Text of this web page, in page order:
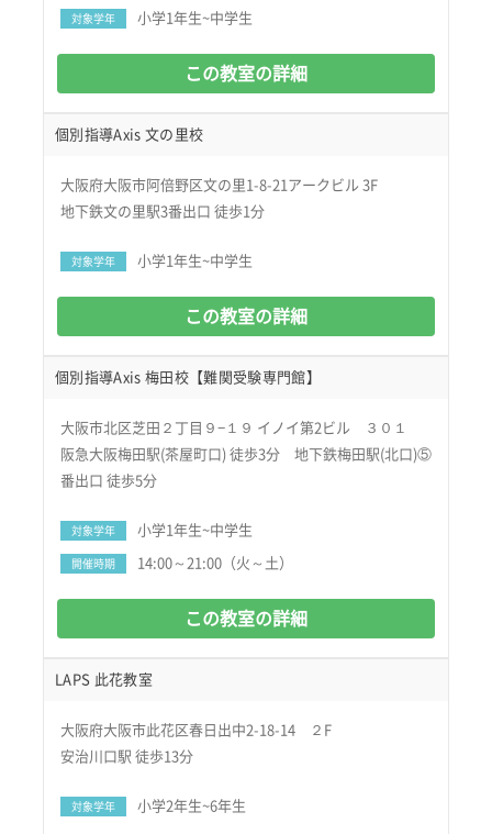
対象学年 小学1年生~中学生
この教室の詳細
個別指導Axis 文の里校
大阪府大阪市阿倍野区文の里1-8-21アークビル 3F
地下鉄文の里駅3番出口 徒歩1分
対象学年 小学1年生~中学生
この教室の詳細
個別指導Axis 梅田校【難関受験専門館】
大阪市北区芝田２丁目９−１９ イノイ第2ビル ３０１
阪急大阪梅田駅(茶屋町口) 徒歩3分 地下鉄梅田駅(北口)⑤
番出口 徒歩5分
対象学年 小学1年生~中学生
開催時期 14:00～21:00（火～土）
この教室の詳細
LAPS 此花教室
大阪府大阪市此花区春日出中2-18-14 ２F
安治川口駅 徒歩13分
対象学年 小学2年生~6年生